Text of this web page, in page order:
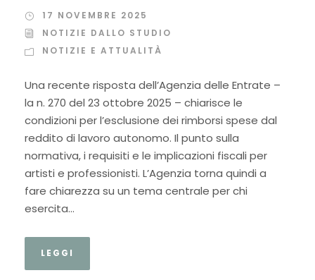
17 NOVEMBRE 2025
NOTIZIE DALLO STUDIO
NOTIZIE E ATTUALITÀ
Una recente risposta dell’Agenzia delle Entrate –
la n. 270 del 23 ottobre 2025 – chiarisce le
condizioni per l’esclusione dei rimborsi spese dal
reddito di lavoro autonomo. Il punto sulla
normativa, i requisiti e le implicazioni fiscali per
artisti e professionisti. L’Agenzia torna quindi a
fare chiarezza su un tema centrale per chi
esercita...
LEGGI